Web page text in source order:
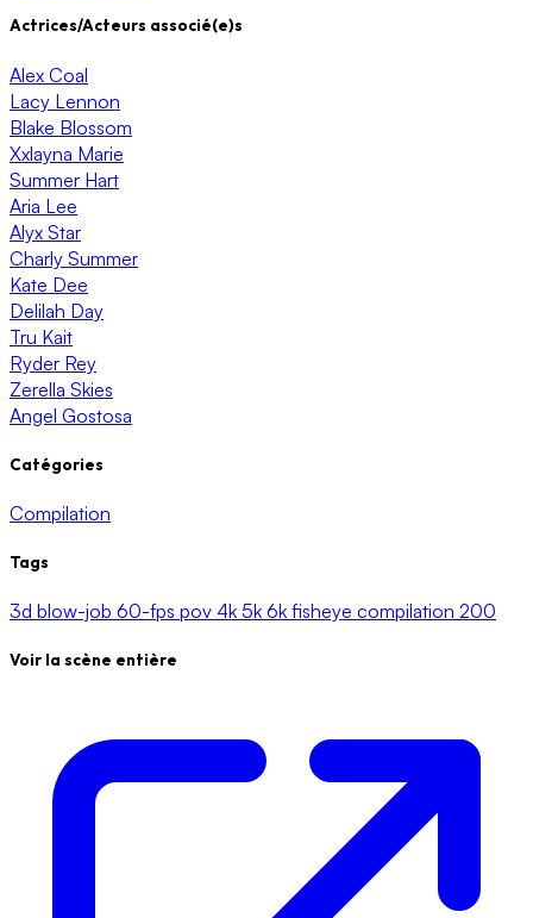
Actrices/Acteurs associé(e)s
Alex Coal
Lacy Lennon
Blake Blossom
Xxlayna Marie
Summer Hart
Aria Lee
Alyx Star
Charly Summer
Kate Dee
Delilah Day
Tru Kait
Ryder Rey
Zerella Skies
Angel Gostosa
Catégories
Compilation
Tags
3d blow-job 60-fps pov 4k 5k 6k fisheye compilation 200
Voir la scène entière